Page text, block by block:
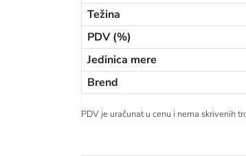
Težina
PDV (%)
Jedinica mere
Brend
PDV je uračunat u cenu i nema skrivenih